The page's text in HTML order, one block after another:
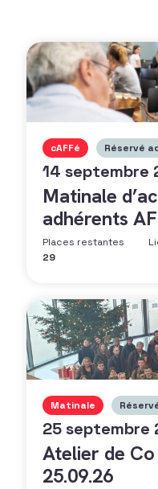
cAFFé Réservé
14 septembre
Matinale
adhérents
Places restantes
29
Matinale
25 septembre
Atelier de
25.09.26